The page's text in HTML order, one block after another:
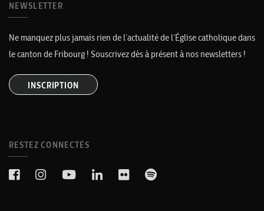
NEWSLETTER
Ne manquez plus jamais rien de l’actualité de l’Église catholique dans
le canton de Fribourg ! Souscrivez dès à présent à nos newsletters !
INSCRIPTION
RESTEZ CONNECTÉS